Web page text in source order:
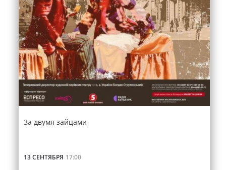
За двумя зайцами
13 СЕНТЯБРЯ 17:00